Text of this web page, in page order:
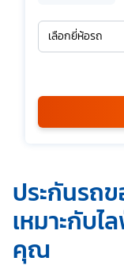
เลือกยี่ห้อรถ
กรุณาเลือก
ข้าพเจ้ารับทร
บริษัท
ในเครือที่เกี่ยว
พันธมิตรของบริ
ข้อมูลส่วนบุคค
ประกันรถข
เหมาะกับ
คุณ